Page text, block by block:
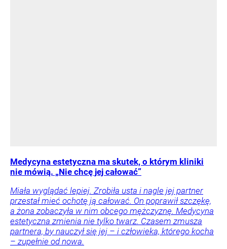
Medycyna estetyczna ma skutek, o którym kliniki
nie mówią. „Nie chcę jej całować”
Miała wyglądać lepiej. Zrobiła usta i nagle jej partner
przestał mieć ochotę ją całować. On poprawił szczękę,
a żona zobaczyła w nim obcego mężczyznę. Medycyna
estetyczna zmienia nie tylko twarz. Czasem zmusza
partnera, by nauczył się jej – i człowieka, którego kocha
– zupełnie od nowa.